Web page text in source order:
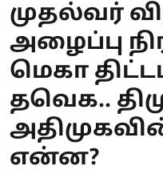
முதல்வர்
அழைப்பு
மெகா
தவெக..
என்ன?